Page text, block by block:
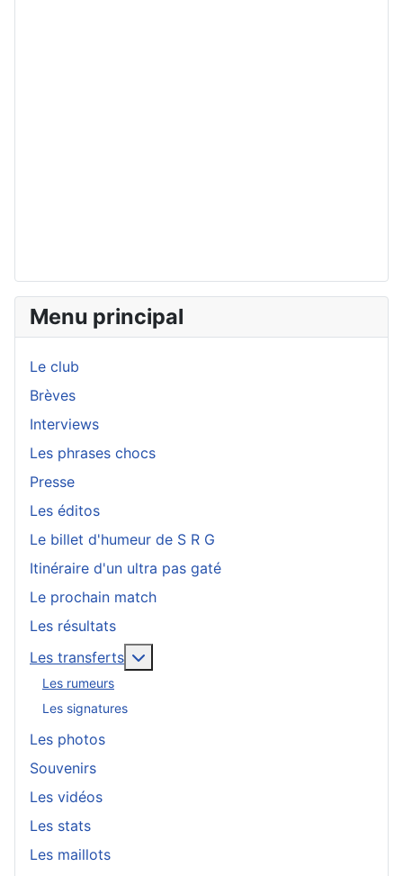
Menu principal
Le club
Brèves
Interviews
Les phrases chocs
Presse
Les éditos
Le billet d'humeur de S R G
Itinéraire d'un ultra pas gaté
Le prochain match
Les résultats
Les transferts
Les rumeurs
Les signatures
Les photos
Souvenirs
Les vidéos
Les stats
Les maillots